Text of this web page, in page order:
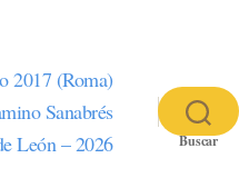
2017 (Roma)
Sanabrés
León – 2026 Buscar